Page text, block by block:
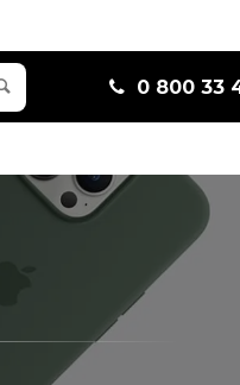
0 800 33